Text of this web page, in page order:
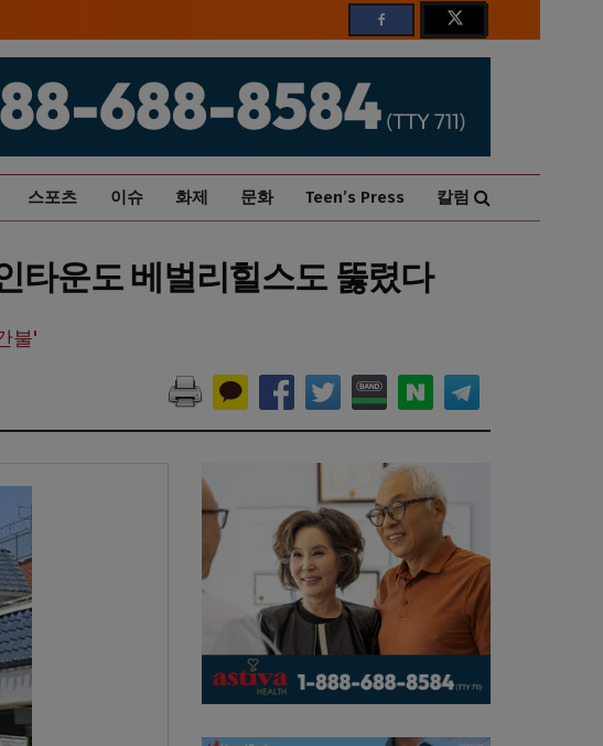
스포츠 이슈 화제 문화 Teen’s Press 칼럼
타운도 베벌리힐스도 뚫렸다
불'